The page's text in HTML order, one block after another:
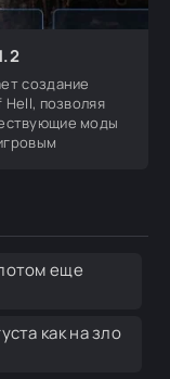
создание
позволяя
моды
еще
как на зло